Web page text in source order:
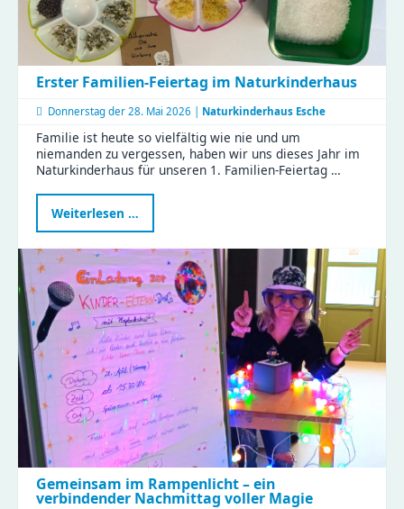
Erster Familien-Feiertag im Naturkinderhaus
Donnerstag der 28. Mai 2026 | Naturkinderhaus Esche
Familie ist heute so vielfältig wie nie und um
niemanden zu vergessen, haben wir uns dieses Jahr im
Naturkinderhaus für unseren 1. Familien-Feiertag …
Weiterlesen …
Familien-
Feiertag
Naturkinderhaus
Gemeinsam im Rampenlicht – ein
verbindender Nachmittag voller Magie